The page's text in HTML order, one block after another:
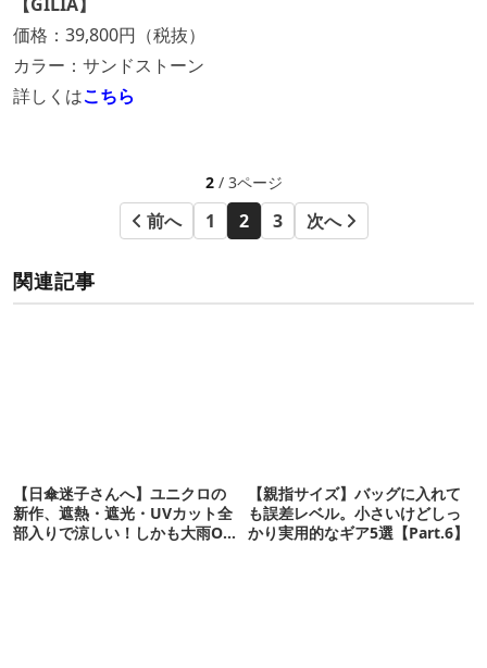
価格：39,800円（税抜）
カラー：サンドストーン
詳しくはこちら
2/ 3ページ
前へ 1 2 3 次へ
関連記事
【日傘迷子さんへ】ユニクロの
新作、遮熱・遮光・UVカット全
部入りで涼しい！しかも大雨OK
【親指サイズ】バッグに入れて
も誤差レベル。小さいけどしっ
かり実用的なギア5選【Part.6】